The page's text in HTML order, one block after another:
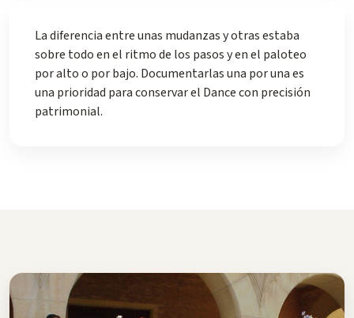
La diferencia entre unas mudanzas y otras estaba
sobre todo en el ritmo de los pasos y en el paloteo
por alto o por bajo. Documentarlas una por una es
una prioridad para conservar el Dance con precisión
patrimonial.